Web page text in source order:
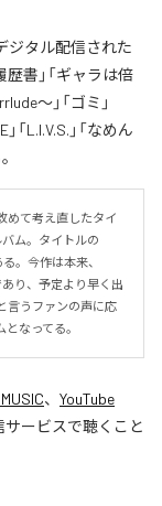
ジタル配信された
歴書」「ギャラは倍
～」「ゴミ」
「L.I.V.S.」「なめん
めて考え直したタイ
バム。タイトルの
。今作は本来、
り、予定より早く出
言うファンの声に応
なってる。
、 YouTube
ービスで聴くこと